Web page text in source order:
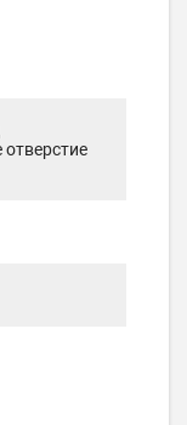
отверстие